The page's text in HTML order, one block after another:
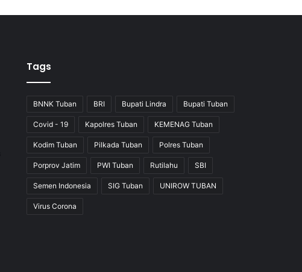
Tags
BNNK Tuban BRI Bupati Lindra Bupati Tuban
Covid - 19 Kapolres Tuban KEMENAG Tuban
Kodim Tuban Pilkada Tuban Polres Tuban
Porprov Jatim PWI Tuban Rutilahu SBI
Semen Indonesia SIG Tuban UNIROW TUBAN
Virus Corona